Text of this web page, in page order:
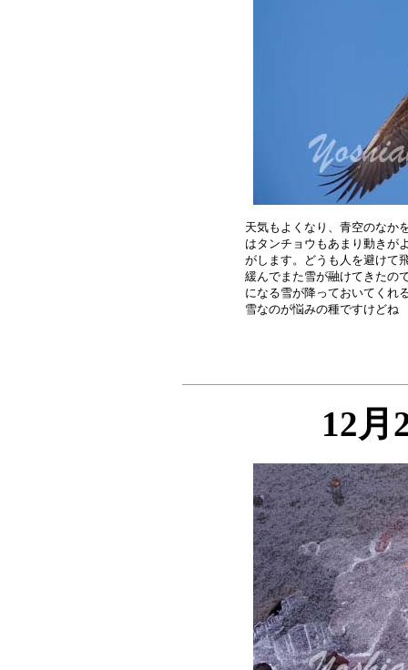
天気もよくなり、青空のなか
はタンチョウもあまり動きが
がします。どうも人を避けて
緩んでまた雪が融けてきたの
になる雪が降っておいてくれ
12月